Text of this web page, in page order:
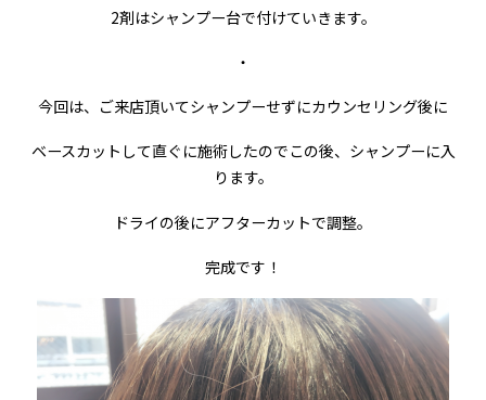
2剤はシャンプー台で付けていきます。
・
今回は、ご来店頂いてシャンプーせずにカウンセリング後に
ベースカットして直ぐに施術したのでこの後、シャンプーに入
ります。
ドライの後にアフターカットで調整。
完成です！